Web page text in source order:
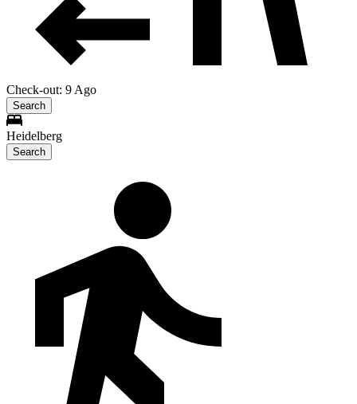
Check-out: 9 Ago
Search
Heidelberg
Search